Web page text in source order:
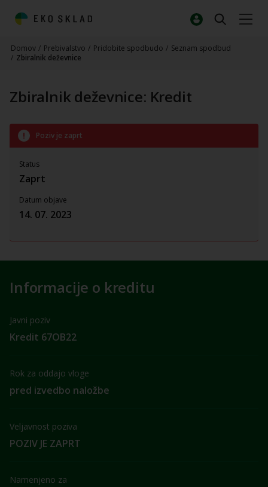
Domov / Prebivalstvo / Pridobite spodbudo / Seznam spodbud
/ Zbiralnik deževnice
Zbiralnik deževnice: Kredit
Informacije o kreditu
Javni poziv
Kredit 67OB22
Rok za oddajo vloge
pred izvedbo naložbe
Veljavnost poziva
POZIV JE ZAPRT
Namenjeno za
Poziv je zaprt
Status
Zaprt
Datum objave
14. 07. 2023